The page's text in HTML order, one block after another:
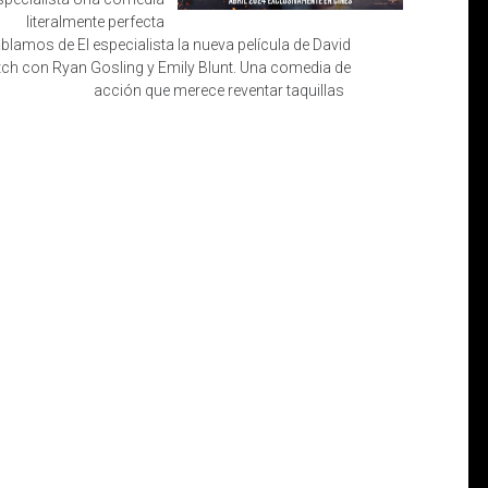
literalmente perfecta
de El especialista la nueva película de David
con Ryan Gosling y Emily Blunt. Una comedia de
acción que merece reventar taquillas